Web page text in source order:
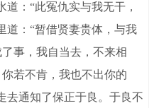
道：“此冤仇实与我无干，
道：“暂借贤妻贵体，与我
事，我自当去，不来相
若不肯，我也不出你的
去通知了保正于良。于良不